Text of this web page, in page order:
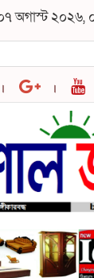
অগাস্ট ২০২৬,